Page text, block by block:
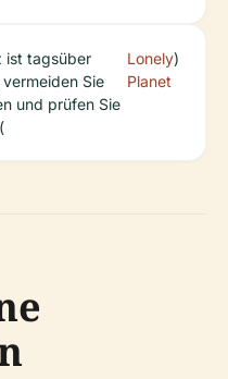
ist tagsüber
Sie
und prüfen Sie
Lonely
Planet
)